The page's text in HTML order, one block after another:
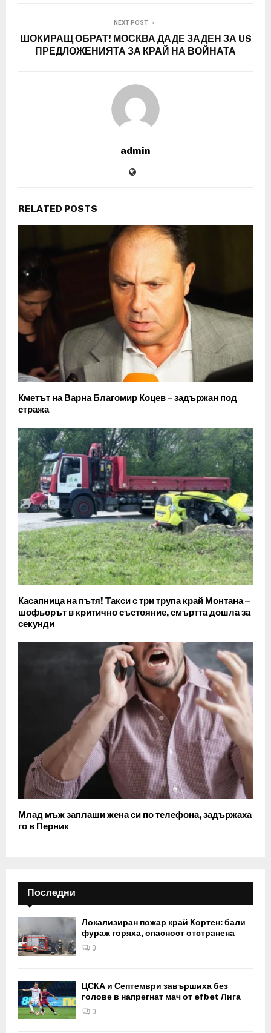
NEXT POST
ШОКИРАЩ ОБРАТ! МОСКВА ДАДЕ ЗАДЕН ЗА US
ПРЕДЛОЖЕНИЯТА ЗА КРАЙ НА ВОЙНАТА
admin
RELATED POSTS
Кметът на Варна Благомир Коцев – задържан под
стража
Касапница на пътя! Такси с три трупа край Монтана –
шофьорът в критично състояние, смъртта дошла за
секунди
Млад мъж заплаши жена си по телефона, задържаха
го в Перник
Последни
Локализиран пожар край Кортен: бали
фураж горяха, опасност отстранена
0
ЦСКА и Септември завършиха без
голове в напрегнат мач от efbet Лига
0